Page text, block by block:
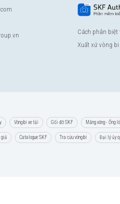
Cách phân biệt
Xuất xứ vòng bi
Vòng bi xe tải Gối đỡ SKF Măng xông - Ống
giả Catalogue SKF Tra cứu vòng bi Đại lý ủy